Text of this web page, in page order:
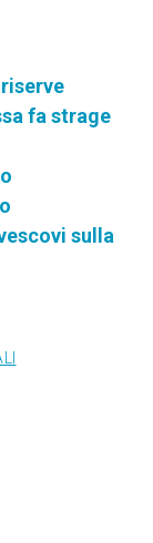
fa strage
sulla